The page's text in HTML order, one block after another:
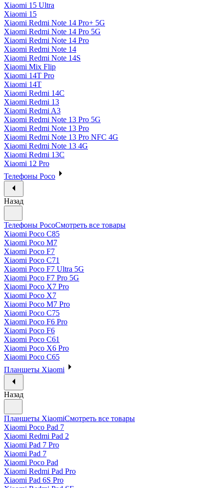
Xiaomi 15 Ultra
Xiaomi 15
Xiaomi Redmi Note 14 Pro+ 5G
Xiaomi Redmi Note 14 Pro 5G
Xiaomi Redmi Note 14 Pro
Xiaomi Redmi Note 14
Xiaomi Redmi Note 14S
Xiaomi Mix Flip
Xiaomi 14T Pro
Xiaomi 14T
Xiaomi Redmi 14C
Xiaomi Redmi 13
Xiaomi Redmi A3
Xiaomi Redmi Note 13 Pro 5G
Xiaomi Redmi Note 13 Pro
Xiaomi Redmi Note 13 Pro NFC 4G
Xiaomi Redmi Note 13 4G
Xiaomi Redmi 13C
Xiaomi 12 Pro
Телефоны Poco
Назад
Телефоны PocoСмотреть все товары
Xiaomi Poco C85
Xiaomi Poco M7
Xiaomi Poco F7
Xiaomi Poco C71
Xiaomi Poco F7 Ultra 5G
Xiaomi Poco F7 Pro 5G
Xiaomi Poco X7 Pro
Xiaomi Poco X7
Xiaomi Poco M7 Pro
Xiaomi Poco C75
Xiaomi Poco F6 Pro
Xiaomi Poco F6
Xiaomi Poco C61
Xiaomi Poco X6 Pro
Xiaomi Poco C65
Планшеты Xiaomi
Назад
Планшеты XiaomiСмотреть все товары
Xiaomi Poco Pad 7
Xiaomi Redmi Pad 2
Xiaomi Pad 7 Pro
Xiaomi Pad 7
Xiaomi Poco Pad
Xiaomi Redmi Pad Pro
Xiaomi Pad 6S Pro